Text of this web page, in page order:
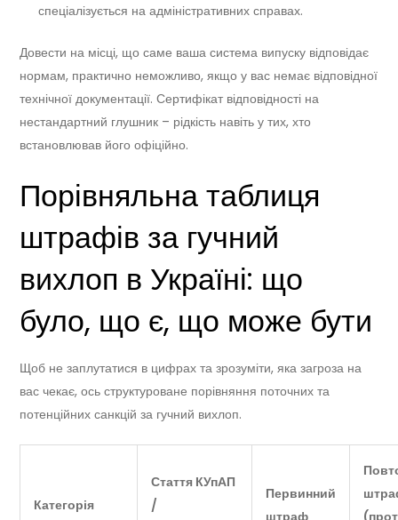
спеціалізується на адміністративних справах.
Довести на місці, що саме ваша система випуску відповідає
нормам, практично неможливо, якщо у вас немає відповідної
технічної документації. Сертифікат відповідності на
нестандартний глушник – рідкість навіть у тих, хто
встановлював його офіційно.
Порівняльна таблиця
штрафів за гучний
вихлоп в Україні: що
було, що є, що може бути
Щоб не заплутатися в цифрах та зрозуміти, яка загроза на
вас чекає, ось структуроване порівняння поточних та
потенційних санкцій за гучний вихлоп.
Категорія
Стаття КУпАП
/
Первинний
штраф